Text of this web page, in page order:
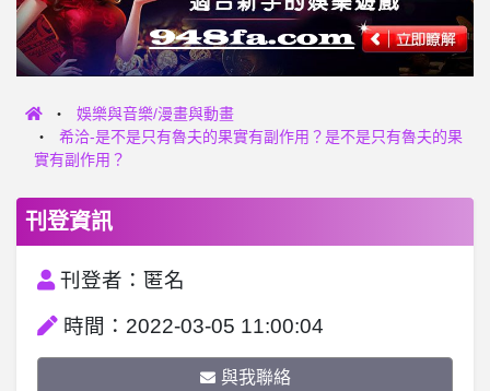
娛樂與音樂/漫畫與動畫
希洽-是不是只有魯夫的果實有副作用？是不是只有魯夫的果
實有副作用？
刊登資訊
刊登者：匿名
時間：2022-03-05 11:00:04
與我聯絡